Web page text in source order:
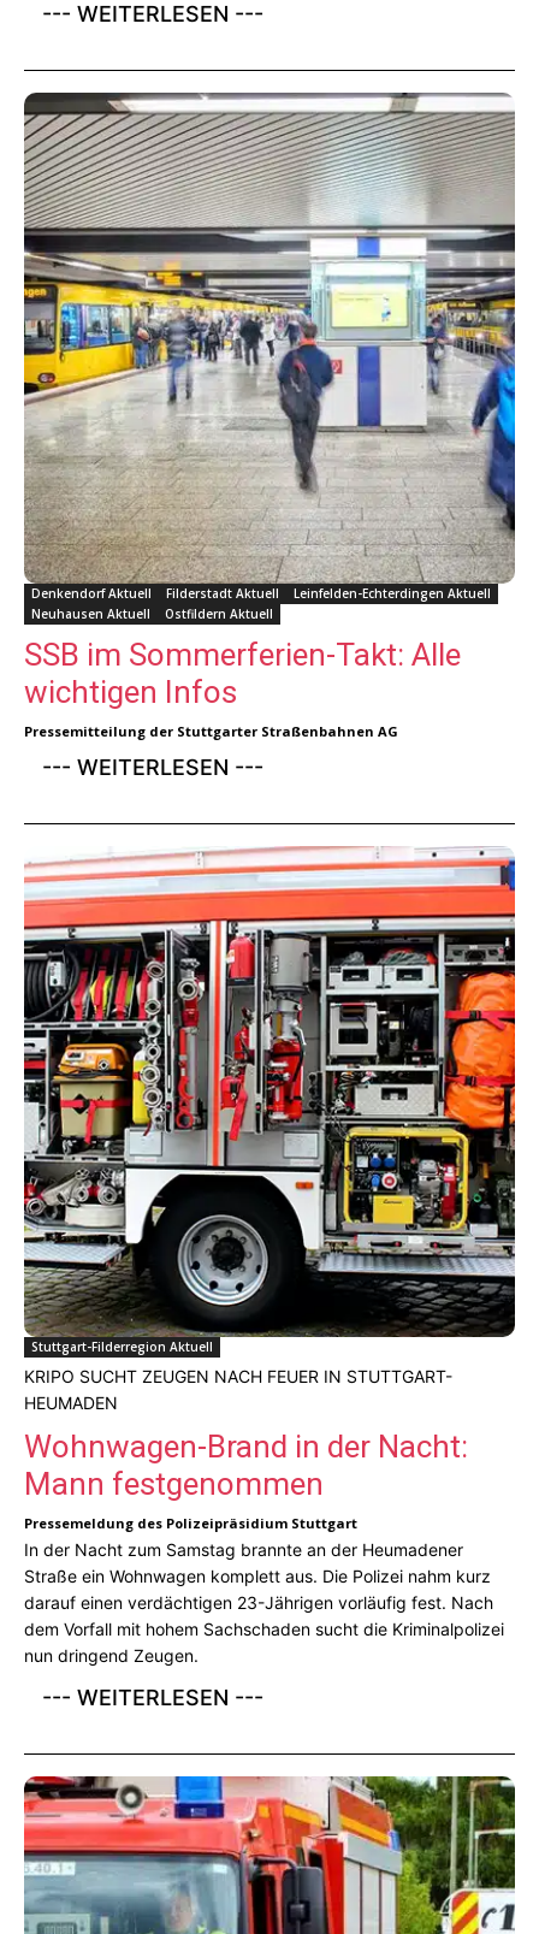
--- WEITERLESEN ---
Denkendorf Aktuell Filderstadt Aktuell
Leinfelden-Echterdingen Aktuell
Neuhausen Aktuell
Ostfildern Aktuell
SSB im Sommerferien-Takt: Alle
wichtigen Infos
Pressemitteilung der Stuttgarter Straßenbahnen AG
--- WEITERLESEN ---
Stuttgart-Filderregion Aktuell
KRIPO SUCHT ZEUGEN NACH FEUER IN STUTTGART-
HEUMADEN
Wohnwagen-Brand in der Nacht:
Mann festgenommen
Pressemeldung des Polizeipräsidium Stuttgart
In der Nacht zum Samstag brannte an der Heumadener
Straße ein Wohnwagen komplett aus. Die Polizei nahm kurz
darauf einen verdächtigen 23-Jährigen vorläufig fest. Nach
dem Vorfall mit hohem Sachschaden sucht die Kriminalpolizei
nun dringend Zeugen.
--- WEITERLESEN ---